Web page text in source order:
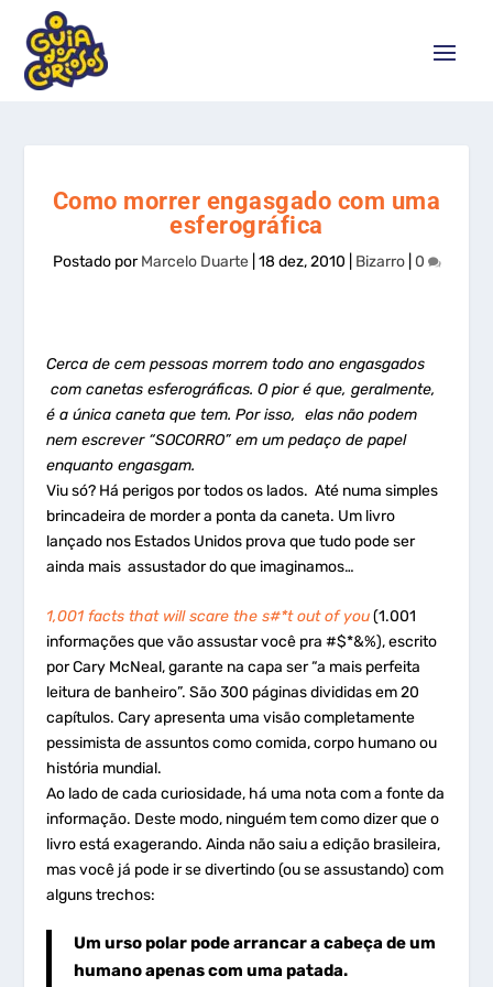
Como morrer engasgado com uma
esferográfica
Postado porMarcelo Duarte| 18 dez, 2010 Bizarro| 0
Cerca de cem pessoas morrem todo ano engasgados
com canetas esferográficas. O pior é que, geralmente,
é a única caneta que tem. Por isso, elas não podem
nem escrever “SOCORRO” em um pedaço de papel
enquanto engasgam.
Viu só? Há perigos por todos os lados. Até numa simples
brincadeira de morder a ponta da caneta. Um livro
lançado nos Estados Unidos prova que tudo pode ser
ainda mais assustador do que imaginamos…
1,001 facts that will scare the s#*t out of you(1.001
informações que vão assustar você pra #$*&%), escrito
por Cary McNeal, garante na capa ser “a mais perfeita
leitura de banheiro”. São 300 páginas divididas em 20
capítulos. Cary apresenta uma visão completamente
pessimista de assuntos como comida, corpo humano ou
história mundial.
Ao lado de cada curiosidade, há uma nota com a fonte da
informação. Deste modo, ninguém tem como dizer que o
livro está exagerando. Ainda não saiu a edição brasileira,
mas você já pode ir se divertindo (ou se assustando) com
alguns trechos:
Um urso polar pode arrancar a cabeça de um
humano apenas com uma patada.